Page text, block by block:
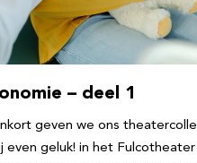
– deel 1
geven we ons
even geluk! in het